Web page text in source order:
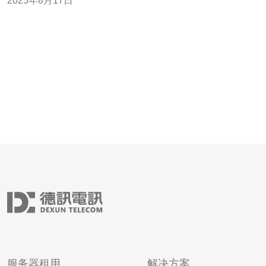
型的VPS? 越南的CN2 VPS因其独特的网络架构和稳定
服务器租用 解决方案